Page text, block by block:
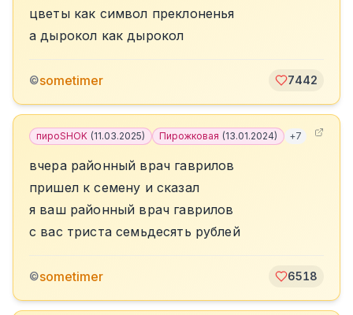
цветы как символ преклоненья
а дырокол как дырокол
©sometimer 7442
пироSHOK (11.03.2025) Пирожковая (13.01.2024) +7
вчера районный врач гаврилов
пришел к семену и сказал
я ваш районный врач гаврилов
с вас триста семьдесять рублей
©sometimer 6518